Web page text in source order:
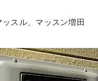
スル、マッスン増田